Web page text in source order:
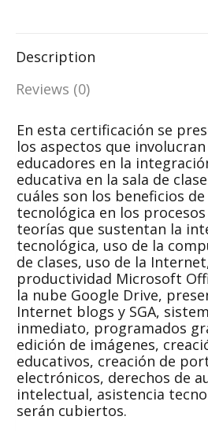
Description
Reviews (0)
En esta certificación se
los aspectos que
educadores en la
educativa en la sala de
cuáles son los beneficios
tecnológica en los
teorías que sustentan la
tecnológica, uso de la
de clases, uso de la
productividad Microsoft
la nube Google Drive,
Internet blogs y SGA,
inmediato, programados
edición de imágenes,
educativos, creación de
electrónicos, derechos de
intelectual, asistencia
serán cubiertos.